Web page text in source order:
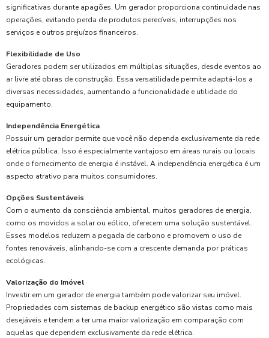
significativas durante apagões. Um gerador proporciona continuidade nas
operações, evitando perda de produtos perecíveis, interrupções nos
serviços e outros prejuízos financeiros.
Flexibilidade de Uso
Geradores podem ser utilizados em múltiplas situações, desde eventos ao
ar livre até obras de construção. Essa versatilidade permite adaptá-los a
diversas necessidades, aumentando a funcionalidade e utilidade do
equipamento.
Independência Energética
Possuir um gerador permite que você não dependa exclusivamente da rede
elétrica pública. Isso é especialmente vantajoso em áreas rurais ou locais
onde o fornecimento de energia é instável. A independência energética é um
aspecto atrativo para muitos consumidores.
Opções Sustentáveis
Com o aumento da consciência ambiental, muitos geradores de energia,
como os movidos a solar ou eólico, oferecem uma solução sustentável.
Esses modelos reduzem a pegada de carbono e promovem o uso de
fontes renováveis, alinhando-se com a crescente demanda por práticas
ecológicas.
Valorização do Imóvel
Investir em um gerador de energia também pode valorizar seu imóvel.
Propriedades com sistemas de backup energético são vistas como mais
desejáveis e tendem a ter uma maior valorização em comparação com
aquelas que dependem exclusivamente da rede elétrica.